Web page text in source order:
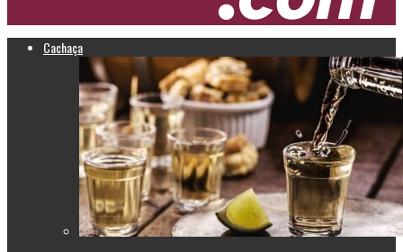
Cachaça